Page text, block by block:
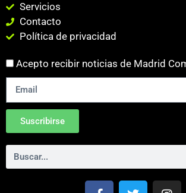
Servicios
Contacto
Política de privacidad
Acepto recibir noticias de Madrid
Suscribirse